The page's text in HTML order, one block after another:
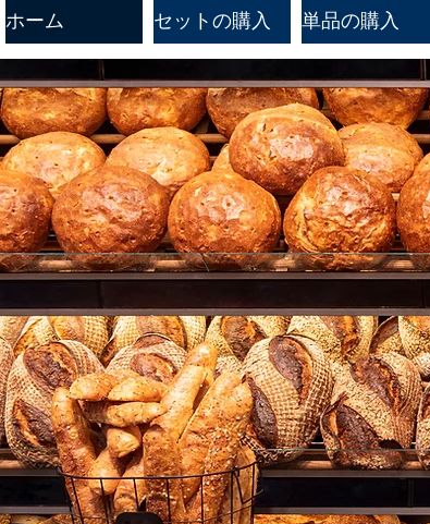
ホーム セットの購入 単品の購入